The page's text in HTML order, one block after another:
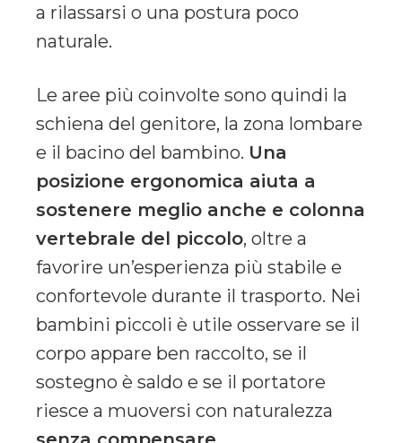
a rilassarsi o una postura poco
naturale.
Le aree più coinvolte sono quindi la
schiena del genitore, la zona lombare
e il bacino del bambino. Una
posizione ergonomica aiuta a
sostenere meglio anche e colonna
vertebrale del piccolo, oltre a
favorire un’esperienza più stabile e
confortevole durante il trasporto. Nei
bambini piccoli è utile osservare se il
corpo appare ben raccolto, se il
sostegno è saldo e se il portatore
riesce a muoversi con naturalezza